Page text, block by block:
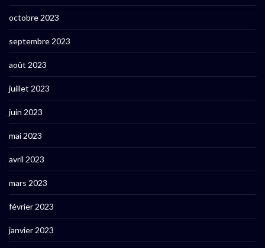
octobre 2023
septembre 2023
août 2023
juillet 2023
juin 2023
mai 2023
avril 2023
mars 2023
février 2023
janvier 2023